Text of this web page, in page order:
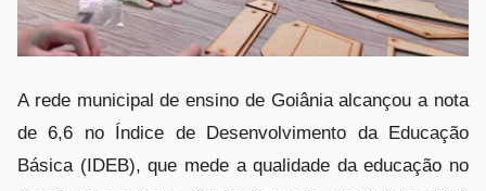
A rede municipal de ensino de Goiânia alcançou a nota
de 6,6 no Índice de Desenvolvimento da Educação
Básica (IDEB), que mede a qualidade da educação no